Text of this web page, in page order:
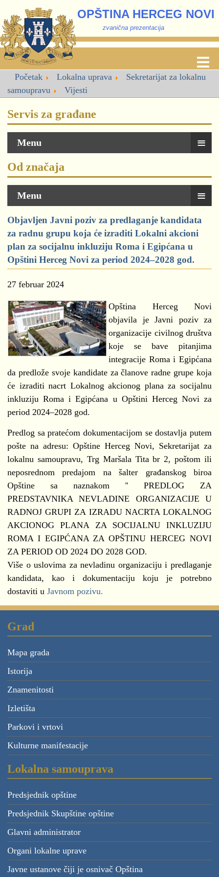
OPŠTINA HERCEG NOVI
zvanična prezentacija
Početak Lokalna uprava
Sekretarijat za lokalnu
samoupravu
Vijesti
Servis za građane
Menu ≡
Od značaja
Menu ≡
Objavljen Javni poziv za predlaganje kandidata
za radnu grupu koja će izraditi Lokalni akcioni
plan za socijalnu inkluziju Roma i Egipćana u
Opštini Herceg Novi za period 2024–2028 god.
27 februar 2024
Opština Herceg Novi
objavila je Javni poziv za
organizacije civilnog društva
koje se bave pitanjima
integracije Roma i Egipćana
da predlože svoje kandidate za članove radne grupe koja
će izraditi nacrt Lokalnog akcionog plana za socijalnu
inkluziju Roma i Egipćana u Opštini Herceg Novi za
period 2024–2028 god.
Predlog sa pratećom dokumentacijom se dostavlja putem
pošte na adresu: Opštine Herceg Novi, Sekretarijat za
lokalnu samoupravu, Trg Maršala Tita br 2, poštom ili
neposrednom predajom na šalter građanskog biroa
Opštine sa naznakom '' PREDLOG ZA
PREDSTAVNIKA NEVLADINE ORGANIZACIJE U
RADNOJ GRUPI ZA IZRADU NACRTA LOKALNOG
AKCIONOG PLANA ZA SOCIJALNU INKLUZIJU
ROMA I EGIPĆANA ZA OPŠTINU HERCEG NOVI
ZA PERIOD OD 2024 DO 2028 GOD.
Više o uslovima za nevladinu organizaciju i predlaganje
kandidata, kao i dokumentaciju koju je potrebno
dostaviti u Javnom pozivu.
Grad
Mapa grada
Istorija
Znamenitosti
Izletišta
Parkovi i vrtovi
Kulturne manifestacije
Lokalna samouprava
Predsjednik opštine
Predsjednik Skupštine opštine
Glavni administrator
Organi lokalne uprave
Javne ustanove čiji je osnivač Opština